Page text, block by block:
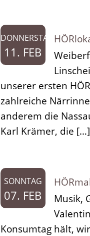
DONNERSTAG
11. FEB
unserer ersten
zahlreiche
anderem die
Karl Krämer, die […]
SONNTAG
07. FEB
Musik,
Konsumtag hält,